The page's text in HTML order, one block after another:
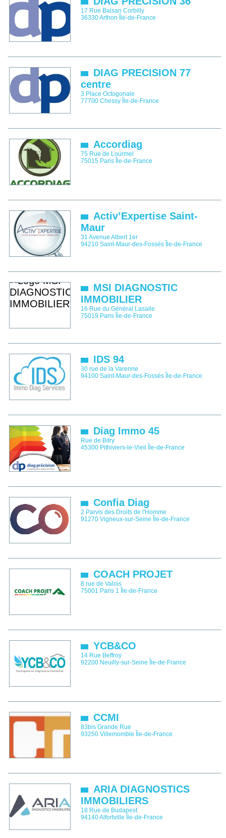
17 Rue Balsan Corbilly
36330Arthon Île-de-France
DIAG PRECISION 77
centre
3 Place Octogonale
77700 Chessy Île-de-France
Accordiag
75 Rue de Lourmel
75015 Paris Île-de-France
Activ’Expertise Saint-
Maur
31 Avenue Albert 1er
94210 Saint-Maur-des-Fossés Île-de-France
MSI DIAGNOSTIC
IMMOBILIER
16 Rue du Général Lasalle
75019 Paris Île-de-France
IDS 94
30 rue de la Varenne
94100 Saint-Maur-des-Fossés Île-de-France
Diag Immo 45
Rue de Bitry
45300 Pithiviers-le-Vieil Île-de-France
Confia Diag
2 Parvis des Droits de l'Homme
91270 Vigneux-sur-Seine Île-de-France
COACH PROJET
8 rue de Valois
75001 Paris 1 Île-de-France
YCB&CO
14 Rue Beffroy
92200 Neuilly-sur-Seine Île-de-France
CCMI
83bis Grande Rue
93250 Villemomble Île-de-France
ARIA DIAGNOSTICS
IMMOBILIERS
18 Rue de Budapest
94140Alfortville Île-de-France